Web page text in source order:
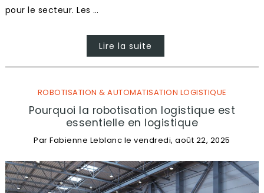
pour le secteur. Les …
Lire la suite
ROBOTISATION & AUTOMATISATION LOGISTIQUE
Pourquoi la robotisation logistique est
essentielle en logistique
ParFabienne Leblanc levendredi, août 22, 2025